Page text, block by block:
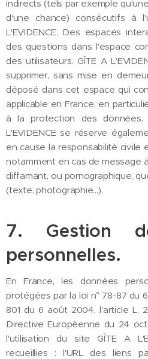
indirects (tels par exemple
d'une chance) consécutifs à
L'EVIDENCE. Des espaces
des questions dans l'espace
des utilisateurs. GÎTE A
supprimer, sans mise en
déposé dans cet espace qui
applicable en France, en
à la protection des
L'EVIDENCE se réserve
en cause la responsabilité civile
notamment en cas de message
diffamant, ou pornographique,
(texte, photographie...).
7. Gestion
personnelles.
En France, les données
protégées par la loi n° 78-87 du
801 du 6 août 2004, l'article L.
Directive Européenne du 24
l'utilisation du site GÎTE A
recueillies : l'URL des liens